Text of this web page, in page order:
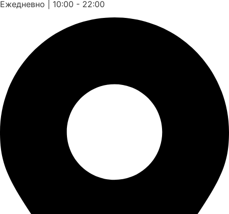
Ежедневно | 10:00 - 22:00